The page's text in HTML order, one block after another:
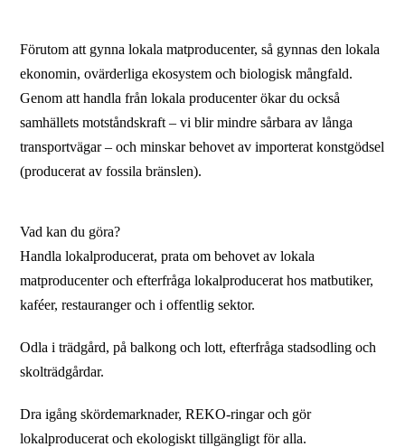
Förutom att gynna lokala matproducenter, så gynnas den lokala
ekonomin, ovärderliga ekosystem och biologisk mångfald.
Genom att handla från lokala producenter ökar du också
samhällets motståndskraft – vi blir mindre sårbara av långa
transportvägar – och minskar behovet av importerat konstgödsel
(producerat av fossila bränslen).
Vad kan du göra?
Handla lokalproducerat, prata om behovet av lokala
matproducenter och efterfråga lokalproducerat hos matbutiker,
kaféer, restauranger och i offentlig sektor.
Odla i trädgård, på balkong och lott, efterfråga stadsodling och
skolträdgårdar.
Dra igång skördemarknader, REKO-ringar och gör
lokalproducerat och ekologiskt tillgängligt för alla.